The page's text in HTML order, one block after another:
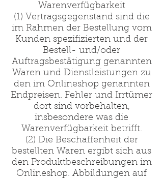
Warenverfügbarkeit
(1) Vertragsgegenstand sind die
im Rahmen der Bestellung vom
Kunden spezifizierten und der
Bestell- und/oder
Auftragsbestätigung genannten
Waren und Dienstleistungen zu
den im Onlineshop genannten
Endpreisen. Fehler und Irrtümer
dort sind vorbehalten,
insbesondere was die
Warenverfügbarkeit betrifft.
(2) Die Beschaffenheit der
bestellten Waren ergibt sich aus
den Produktbeschreibungen im
Onlineshop. Abbildungen auf